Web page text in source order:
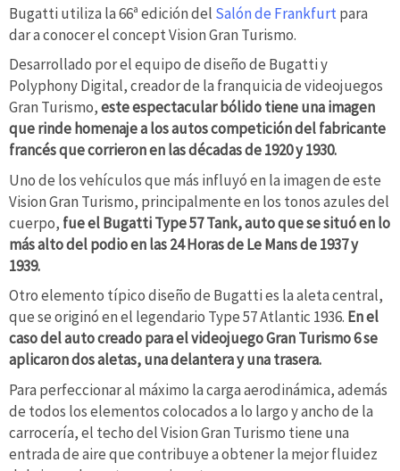
Bugatti utiliza la 66ª edición del Salón de Frankfurtpara
dar a conocer el concept Vision Gran Turismo.
Desarrollado por el equipo de diseño de Bugatti y
Polyphony Digital, creador de la franquicia de videojuegos
Gran Turismo,este espectacular bólido tiene una imagen
que rinde homenaje a los autos competición del fabricante
francés que corrieron en las décadas de 1920 y 1930.
Uno de los vehículos que más influyó en la imagen de este
Vision Gran Turismo, principalmente en los tonos azules del
cuerpo, fue el Bugatti Type 57 Tank, auto que se situó en lo
más alto del podio en las 24 Horas de Le Mans de 1937 y
1939.
Otro elemento típico diseño de Bugatti es la aleta central,
que se originó en el legendario Type 57 Atlantic 1936. En el
caso del auto creado para el videojuego Gran Turismo 6 se
aplicaron dos aletas, una delantera y una trasera.
Para perfeccionar al máximo la carga aerodinámica, además
de todos los elementos colocados a lo largo y ancho de la
carrocería, el techo del Vision Gran Turismo tiene una
entrada de aire que contribuye a obtener la mejor fluidez